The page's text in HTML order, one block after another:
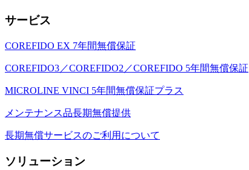
サービス
COREFIDO EX 7年間無償保証
COREFIDO3／COREFIDO2／COREFIDO 5年間無償保証
MICROLINE VINCI 5年間無償保証プラス
メンテナンス品長期無償提供
長期無償サービスのご利用について
ソリューション